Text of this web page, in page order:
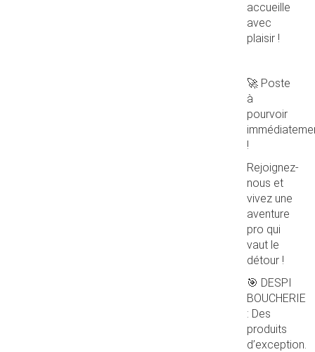
accueille
avec
plaisir !
🚀 Poste
à
pourvoir
!
Rejoignez-
nous et
vivez une
aventure
pro qui
vaut le
détour !
🎯 DESPI
BOUCHERIE
: Des
produits
d’exception.